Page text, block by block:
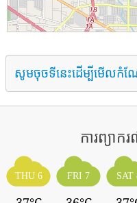
សូមចុចទីនេះដើម្បីមើលកំ
ការព្យ
THU 6 FRI 7 SAT